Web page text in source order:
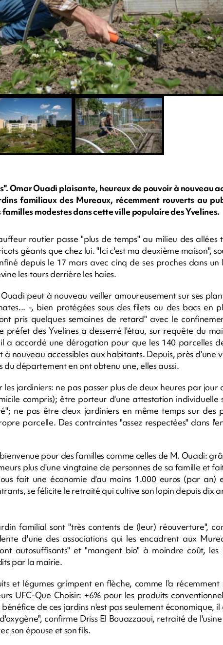
Omar Ouadi plaisante, heureux de pouvoir à nouveau
familiaux des Mureaux, récemment rouverts au
modestes dans cette ville populaire des Yvelines.
routier passe "plus de temps" au milieu des allées
géants que chez lui. "Ici c'est ma deuxième maison",
depuis le 17 mars avec cinq de ses proches dans un
les tours derrière les haies.
peut à nouveau veiller amoureusement sur ses
-, bien protégées sous des filets ou des bacs en
pris quelques semaines de retard" avec le
préfet des Yvelines a desserré l'étau, sur requête du
a accordé une dérogation pour que les 140 parcelles
nouveau accessibles aux habitants. Depuis, près d'une
du département en ont obtenu une, elles aussi.
les jardiniers: ne pas passer plus de deux heures par jour
compris); être porteur d'une attestation individuelle
ne pas être deux jardiniers en même temps sur des
parcelle. Des contraintes "assez respectées" dans
pour des familles comme celles de M. Ouadi:
plus d'une vingtaine de personnes de sa famille et
fait une économie d'au moins 1.000 euros (par an)
se félicite le retraité qui cultive son lopin depuis dix
familial sont "très contents de (leur) réouverture",
d'une des associations qui les encadrent aux
autosuffisants" et "mangent bio" à moindre coût, les
par la mairie.
et légumes grimpent en flèche, comme l'a récemment
UFC-Que Choisir: +6% pour les produits
de ces jardins n'est pas seulement économique, il
confirme Driss El Bouazzaoui, retraité de
son épouse et son fils.